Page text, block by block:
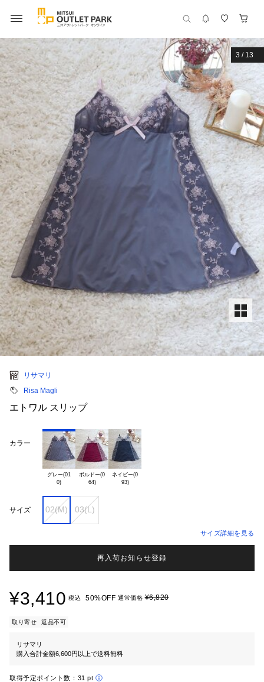
3 / 13
リサマリ
Risa Magli
エトワル スリップ
カラー
グレー(01
ボルドー(0
64)
ネイビー(0
93)
サイズ 02(M) 03(L)
サイズ詳細を見る
再入荷お知らせ登録
¥3,410 税込 50%OFF 通常価格¥6,820
取り寄せ 返品不可
リサマリ
購入合計金額6,600円以上で送料無料
取得予定ポイント数： 31 pt